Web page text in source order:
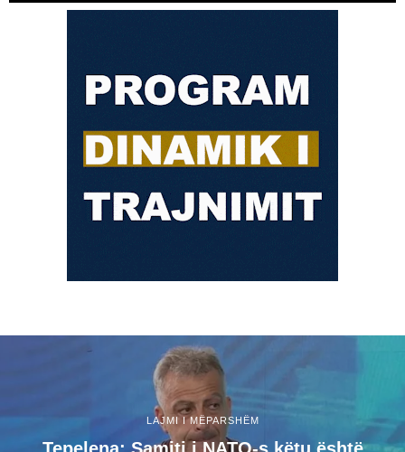
LAJMI I MËPARSHËM